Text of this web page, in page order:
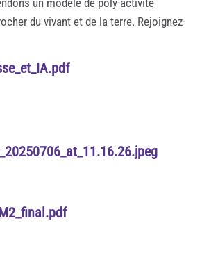
du vivant et de la terre. Rejoignez-